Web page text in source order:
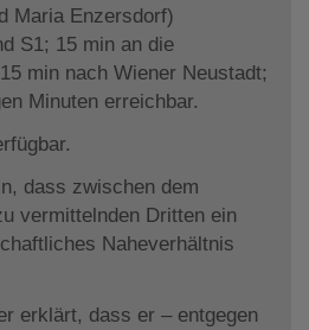
Maria Enzersdorf)
S1; 15 min an die
min nach Wiener Neustadt;
Minuten erreichbar.
dass zwischen dem
vermittelnden Dritten ein
Naheverhältnis
erklärt, dass er – entgegen